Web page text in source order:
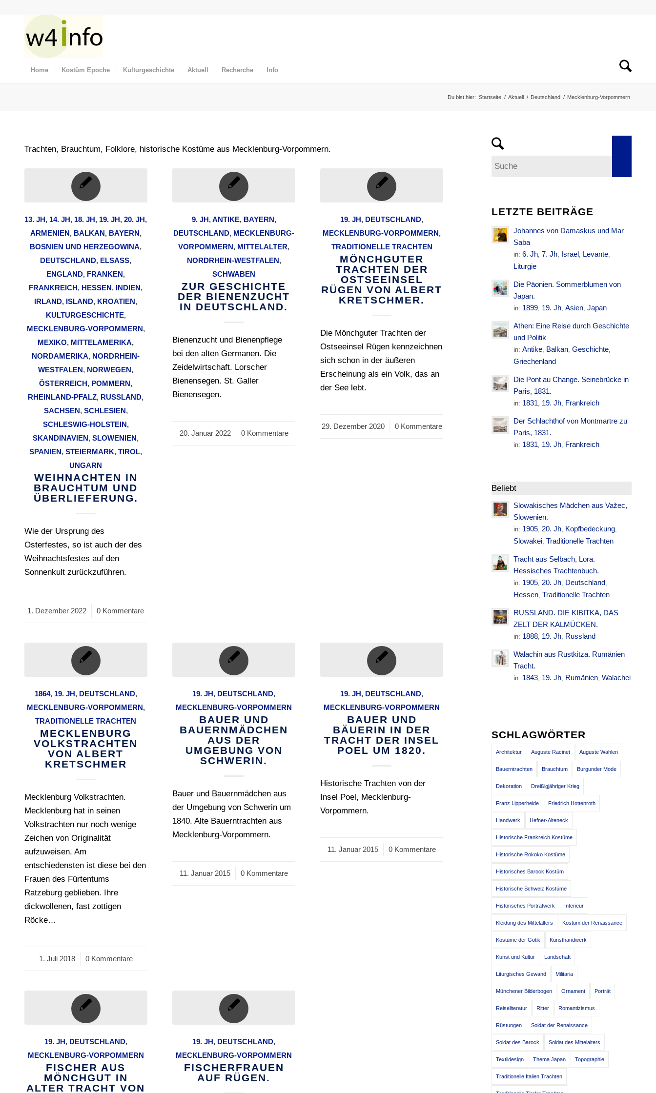
Home Kostüm Epoche Kulturgeschichte Aktuell Recherche Info
Du bist hier: Startseite / Aktuell / Deutschland / Mecklenburg-Vorpommern
Trachten, Brauchtum, Folklore, historische Kostüme aus Mecklenburg-Vorpommern.
13. JH, 14. JH, 18. JH, 19. JH,20. JH,
ARMENIEN, BALKAN, BAYERN,
BOSNIEN UND HERZEGOWINA,
DEUTSCHLAND, ELSASS,
ENGLAND, FRANKEN,
FRANKREICH, HESSEN, INDIEN,
IRLAND, ISLAND, KROATIEN,
KULTURGESCHICHTE,
MECKLENBURG-VORPOMMERN,
MEXIKO, MITTELAMERIKA,
NORDAMERIKA, NORDRHEIN-
WESTFALEN, NORWEGEN,
ÖSTERREICH, POMMERN,
RHEINLAND-PFALZ, RUSSLAND,
SACHSEN, SCHLESIEN,
SCHLESWIG-HOLSTEIN,
SKANDINAVIEN,SLOWENIEN,
SPANIEN,STEIERMARK,TIROL,
UNGARN
WEIHNACHTEN IN
BRAUCHTUM UND
ÜBERLIEFERUNG.
Wie der Ursprung des
Osterfestes, so ist auch der des
Weihnachtsfestes auf den
Sonnenkult zurückzuführen.
1. Dezember 2022
/ 0 Kommentare
9. JH,ANTIKE, BAYERN,
DEUTSCHLAND, MECKLENBURG-
VORPOMMERN, MITTELALTER,
NORDRHEIN-WESTFALEN,
SCHWABEN
ZUR GESCHICHTE
DER BIENENZUCHT
IN DEUTSCHLAND.
Bienenzucht und Bienenpflege
bei den alten Germanen. Die
Zeidelwirtschaft. Lorscher
Bienensegen. St. Galler
Bienensegen.
20. Januar 2022
/ 0 Kommentare
19. JH, DEUTSCHLAND,
MECKLENBURG-VORPOMMERN,
TRADITIONELLE TRACHTEN
MÖNCHGUTER
TRACHTEN DER
OSTSEEINSEL
RÜGEN VON ALBERT
KRETSCHMER.
Die Mönchguter Trachten der
Ostseeinsel Rügen kennzeichnen
sich schon in der äußeren
Erscheinung als ein Volk, das an
der See lebt.
29. Dezember 2020
/ 0 Kommentare
1864, 19. JH, DEUTSCHLAND,
MECKLENBURG-VORPOMMERN,
TRADITIONELLE TRACHTEN
MECKLENBURG
VOLKSTRACHTEN
VON ALBERT
KRETSCHMER
Mecklenburg Volkstrachten.
Mecklenburg hat in seinen
Volkstrachten nur noch wenige
Zeichen von Originalität
aufzuweisen. Am
entschiedensten ist diese bei den
Frauen des Fürtentums
Ratzeburg geblieben. Ihre
dickwollenen, fast zottigen
Röcke…
1. Juli 2018
/ 0 Kommentare
19. JH, DEUTSCHLAND,
MECKLENBURG-VORPOMMERN
BAUER UND
BAUERNMÄDCHEN
AUS DER
UMGEBUNG VON
SCHWERIN.
Bauer und Bauernmädchen aus
der Umgebung von Schwerin um
1840. Alte Bauerntrachten aus
Mecklenburg-Vorpommern.
11. Januar 2015
/ 0 Kommentare
19. JH, DEUTSCHLAND,
MECKLENBURG-VORPOMMERN
BAUER UND
BÄUERIN IN DER
TRACHT DER INSEL
POEL UM 1820.
Historische Trachten von der
Insel Poel, Mecklenburg-
Vorpommern.
11. Januar 2015
/ 0 Kommentare
19. JH, DEUTSCHLAND,
MECKLENBURG-VORPOMMERN
FISCHER AUS
MÖNCHGUT IN
ALTER TRACHT VON
19. JH, DEUTSCHLAND,
MECKLENBURG-VORPOMMERN
FISCHERFRAUEN
AUF RÜGEN.
LETZTE BEITRÄGE
Johannes von Damaskus und Mar
Saba
in:6. Jh, 7. Jh, Israel, Levante,
Liturgie
Die Päonien. Sommerblumen von
Japan.
in: 1899, 19. Jh,Asien,Japan
Athen: Eine Reise durch Geschichte
und Politik
in:Antike, Balkan,Geschichte,
Griechenland
Die Pont au Change. Seinebrücke in
Paris, 1831.
in: 1831, 19. Jh, Frankreich
Der Schlachthof von Montmartre zu
Paris, 1831.
in: 1831, 19. Jh, Frankreich
Beliebt
Slowakisches Mädchen aus Važec,
Slowenien.
in: 1905,20. Jh, Kopfbedeckung,
Slowakei, Traditionelle Trachten
Tracht aus Selbach, Lora.
Hessisches Trachtenbuch.
in: 1905,20. Jh, Deutschland,
Hessen, Traditionelle Trachten
RUSSLAND. DIE KIBITKA, DAS
ZELT DER KALMÜCKEN.
in: 1888, 19. Jh, Russland
Walachin aus Rustkitza. Rumänien
Tracht.
in: 1843, 19. Jh, Rumänien,Walachei
SCHLAGWÖRTER
Architektur Auguste Racinet Auguste Wahlen
Bauerntrachten Brauchtum Burgunder Mode
Dekoration Dreißigjähriger Krieg
Franz Lipperheide Friedrich Hottenroth
Handwerk Hefner-Alteneck
Historische Frankreich Kostüme
Historische Rokoko Kostüme
Historisches Barock Kostüm
Historische Schweiz Kostüme
Historisches Porträtwerk Interieur
Kleidung des Mittelalters Kostüm der Renaissance
Kostüme der Gotik Kunsthandwerk
Kunst und Kultur Landschaft
Liturgisches Gewand Militaria
Münchener Bilderbogen Ornament Porträt
Reiseliteratur Ritter Romantizismus
Rüstungen Soldat der Renaissance
Soldat des Barock Soldat des Mittelalters
Textildesign Thema Japan Topographie
Traditionelle Italien Trachten